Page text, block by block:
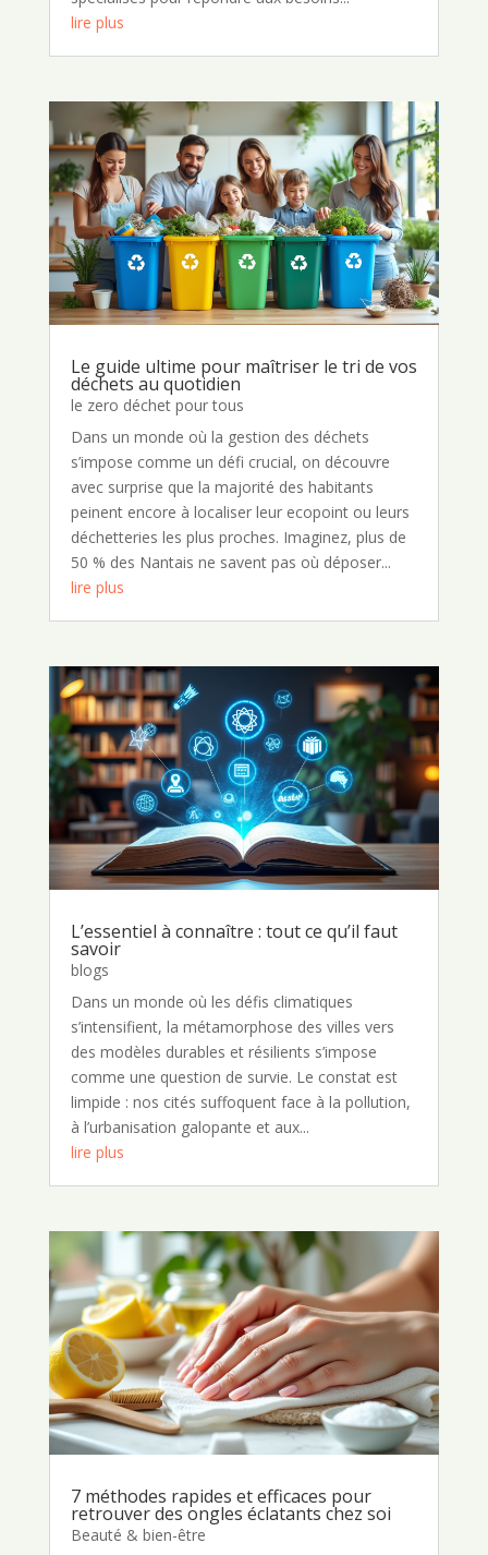
lire plus
Le guide ultime pour maîtriser le tri de vos
déchets au quotidien
le zero déchet pour tous
Dans un monde où la gestion des déchets
s’impose comme un défi crucial, on découvre
avec surprise que la majorité des habitants
peinent encore à localiser leur ecopoint ou leurs
déchetteries les plus proches. Imaginez, plus de
50 % des Nantais ne savent pas où déposer...
lire plus
L’essentiel à connaître : tout ce qu’il faut
savoir
blogs
Dans un monde où les défis climatiques
s’intensifient, la métamorphose des villes vers
des modèles durables et résilients s’impose
comme une question de survie. Le constat est
limpide : nos cités suffoquent face à la pollution,
à l’urbanisation galopante et aux...
lire plus
7 méthodes rapides et efficaces pour
retrouver des ongles éclatants chez soi
Beauté & bien-être